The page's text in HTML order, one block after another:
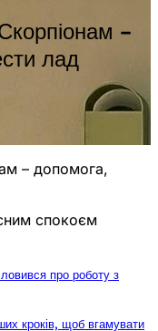
–
лад
– допомога,
спокоєм
про роботу з
кроків, щоб вгамувати